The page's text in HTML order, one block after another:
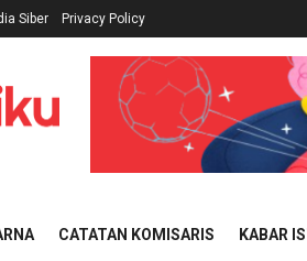
Siber Privacy Policy
CATATAN KOMISARIS KABAR